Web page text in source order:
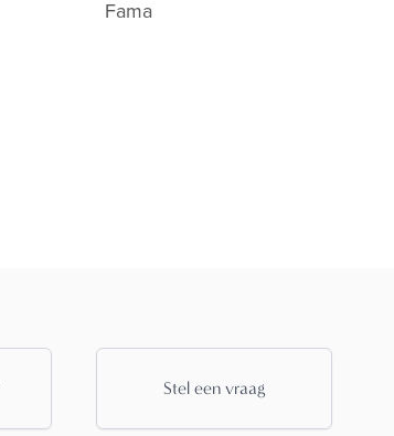
Fama
Stel een vraag